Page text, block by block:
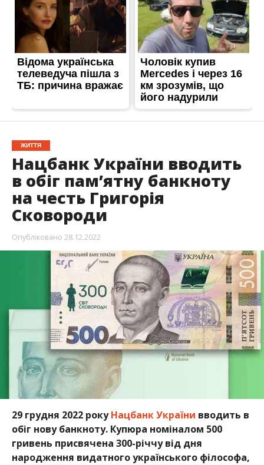
ЖИТТЯ
Нацбанк України вводить
в обіг пам’ятну банкноту
на честь Григорія
Сковороди
Опубліковано 28.12.2022
29 грудня 2022 рокуНацбанк України вводить в
обіг нову банкноту. Купюра номіналом 500
гривень присвячена 300-річчу від дня
народження видатного українського філософа,